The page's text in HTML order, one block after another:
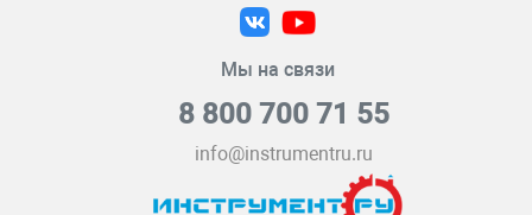
Мы на связи
8 800 700 71 55
info@instrumentru.ru